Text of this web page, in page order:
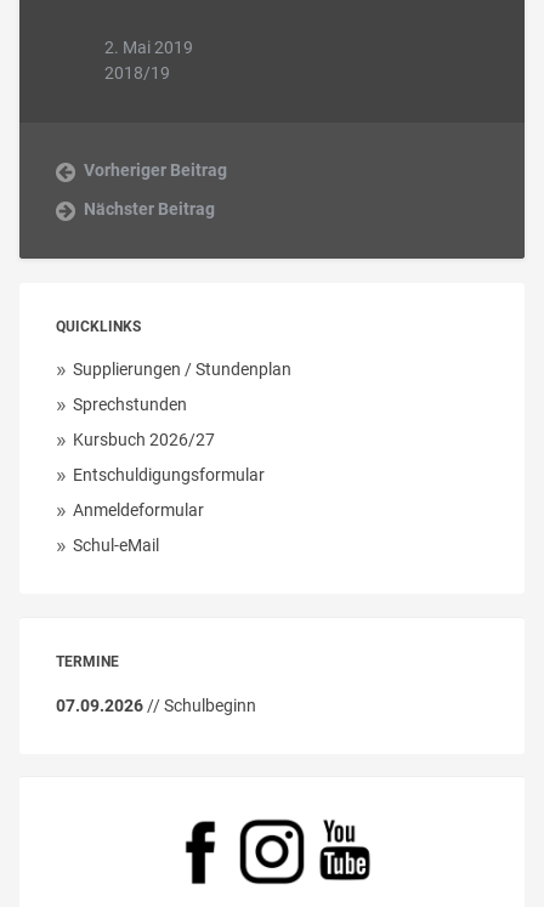
2. Mai 2019
2018/19
Vorheriger Beitrag
Nächster Beitrag
QUICKLINKS
Supplierungen / Stundenplan
Sprechstunden
Kursbuch 2026/27
Entschuldigungsformular
Anmeldeformular
Schul-eMail
TERMINE
07.09.2026 // Schulbeginn